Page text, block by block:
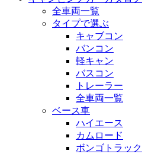
全車両一覧
タイプで選ぶ
キャブコン
バンコン
軽キャン
バスコン
トレーラー
全車両一覧
ベース車
ハイエース
カムロード
ボンゴトラック